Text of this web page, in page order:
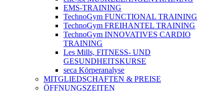
EMS-TRAINING
TechnoGym FUNCTIONAL TRAINING
TechnoGym FREIHANTEL TRAINING
TechnoGym INNOVATIVES CARDIO
TRAINING
Les Mills, FITNESS- UND
GESUNDHEITSKURSE
seca Körperanalyse
MITGLIEDSCHAFTEN & PREISE
ÖFFNUNGSZEITEN